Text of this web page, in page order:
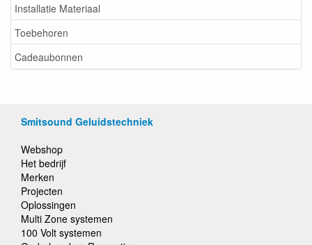
Installatie Materiaal
Toebehoren
Cadeaubonnen
Smitsound Geluidstechniek
Webshop
Het bedrijf
Merken
Projecten
Oplossingen
Multi Zone systemen
100 Volt systemen